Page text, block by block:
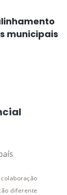
municipais
diferente